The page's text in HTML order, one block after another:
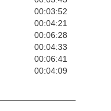
00:03:52
00:04:21
00:06:28
00:04:33
00:06:41
00:04:09